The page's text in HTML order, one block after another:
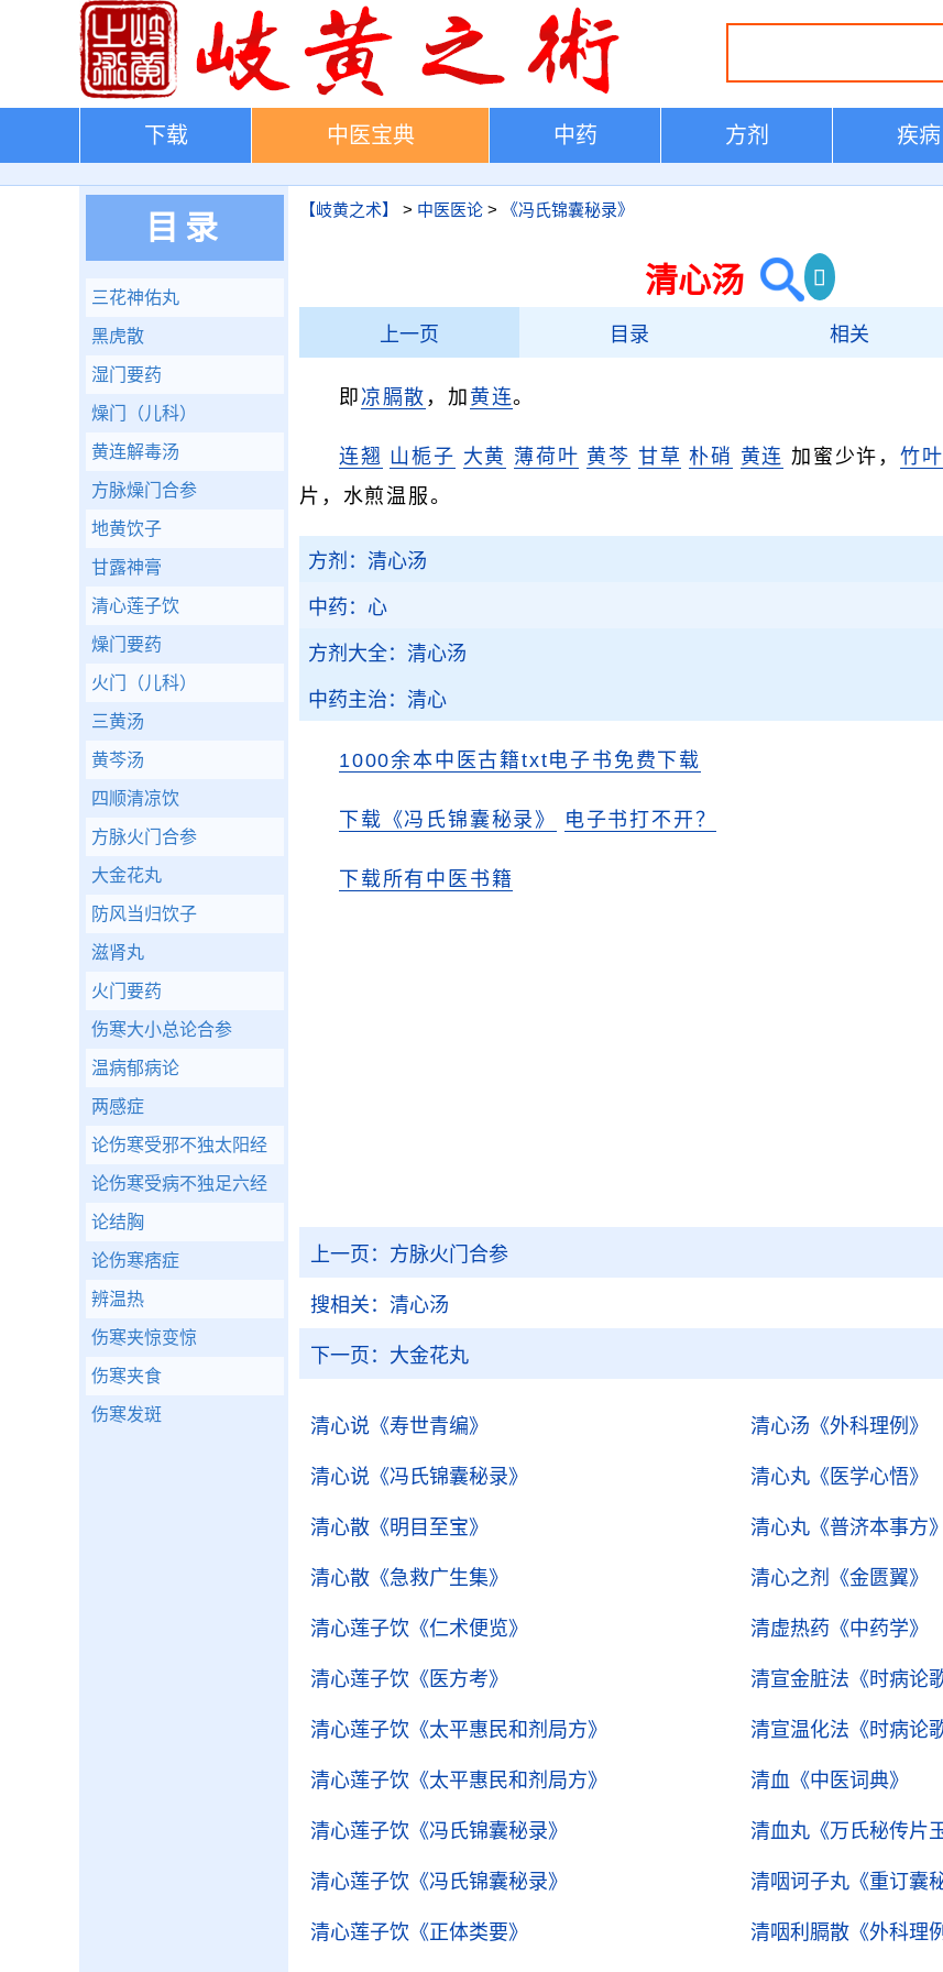
下载 中医宝典 中药 方剂 疾病
【岐黄之术】 > 中医医论 > 《冯氏锦囊秘录》
清心汤
上一页 目录 相关
即 凉膈散 ，加 黄连。
连翘 山栀子 大黄 薄荷叶 黄芩 甘草 朴硝 黄连 加蜜少许， 竹叶
片，水煎温服。
方剂：清心汤
中药：心
方剂大全：清心汤
中药主治：清心
1000余本中医古籍txt电子书免费下载
下载《冯氏锦囊秘录》 电子书打不开？
下载所有中医书籍
上一页： 方脉火门合参
搜相关： 清心汤
下一页： 大金花丸
清心说 《寿世青编》 清心汤 《外科理例》
清心说 《冯氏锦囊秘录》 清心丸 《医学心悟》
清心散 《明目至宝》 清心丸 《普济本事方》
清心散 《急救广生集》 清心之剂 《金匮翼》
清心莲子饮 《仁术便览》 清虚热药 《中药学》
清心莲子饮 《医方考》 清宣金脏法 《时病论
清心莲子饮 《太平惠民和剂局方》 清宣温化法 《时病论
清心莲子饮 《太平惠民和剂局方》 清血 《中医词典》
清心莲子饮 《冯氏锦囊秘录》 清血丸 《万氏秘传片
清心莲子饮 《冯氏锦囊秘录》 清咽诃子丸 《重订囊
清心莲子饮 《正体类要》 清咽利膈散 《外科理
目录
三花神佑丸
黑虎散
湿门要药
燥门（儿科）
黄连解毒汤
方脉燥门合参
地黄饮子
甘露神膏
清心莲子饮
燥门要药
火门（儿科）
三黄汤
黄芩汤
四顺清凉饮
方脉火门合参
大金花丸
防风当归饮子
滋肾丸
火门要药
伤寒大小总论合参
温病郁病论
两感症
论伤寒受邪不独太阳经
论伤寒受病不独足六经
论结胸
论伤寒痞症
辨温热
伤寒夹惊变惊
伤寒夹食
伤寒发斑